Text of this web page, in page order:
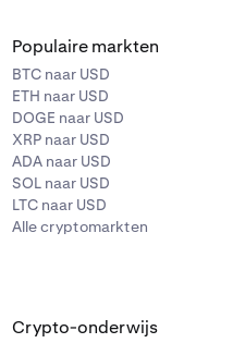
Populaire markten
BTC naar USD
ETH naar USD
DOGE naar USD
XRP naar USD
ADA naar USD
SOL naar USD
LTC naar USD
Alle cryptomarkten
Crypto-onderwijs